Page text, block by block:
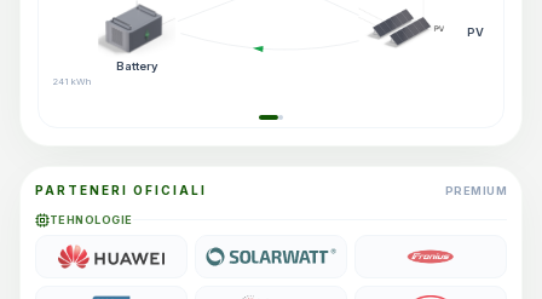
Battery
241 kWh
PV
PARTENERI OFICIALI PREMIUM
TEHNOLOGIE